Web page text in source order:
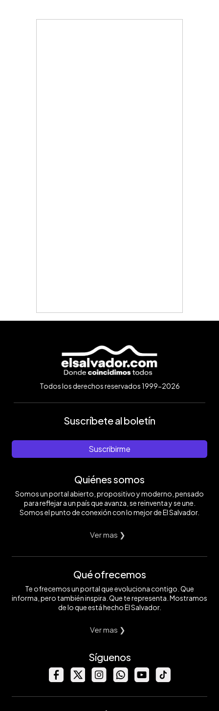
Todos los derechos reservados 1999-2026
Suscríbete al boletín
Suscribirme
Quiénes somos
Somos un portal abierto, propositivo y moderno, pensado
para reflejar a un país que avanza, se reinventa y se une.
Somos el punto de conexión con lo mejor de El Salvador.
Ver mas ❯
Qué ofrecemos
Te ofrecemos un portal que evoluciona contigo. Que
informa, pero también inspira. Que te representa. Mostramos
de lo que está hecho El Salvador.
Ver mas ❯
Síguenos